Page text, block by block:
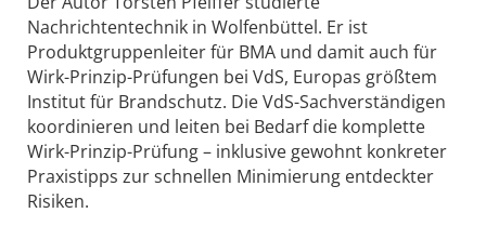
Nachrichtentechnik in Wolfenbüttel. Er ist
Produktgruppenleiter für BMA und damit auch für
Wirk-Prinzip-Prüfungen bei VdS, Europas größtem
Institut für Brandschutz. Die VdS-Sachverständigen
koordinieren und leiten bei Bedarf die komplette
Wirk-Prinzip-Prüfung – inklusive gewohnt konkreter
Praxistipps zur schnellen Minimierung entdeckter
Risiken.